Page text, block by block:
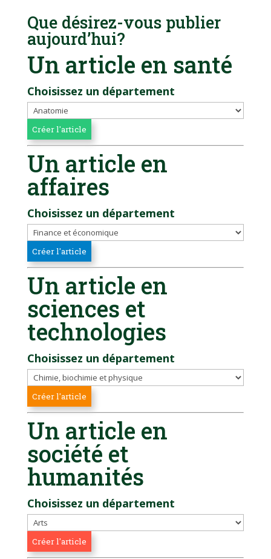
Que désirez-vous publier
aujourd’hui?
Un article en santé
Choisissez un département
Un article en
affaires
Choisissez un département
Un article en
sciences et
technologies
Choisissez un département
Un article en
société et
humanités
Choisissez un département